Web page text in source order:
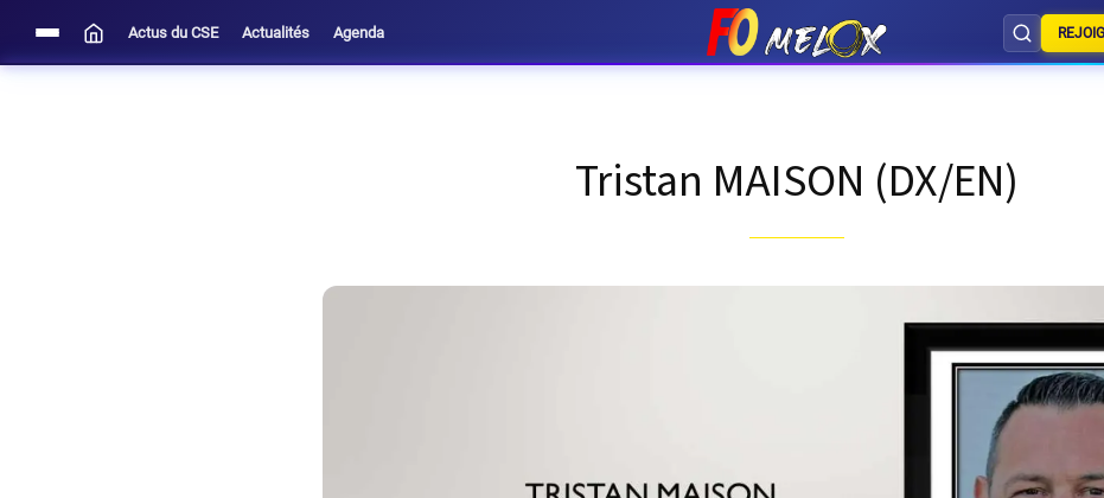
Actus du CSE Actualités Agenda
Tristan MAISON (DX/EN)